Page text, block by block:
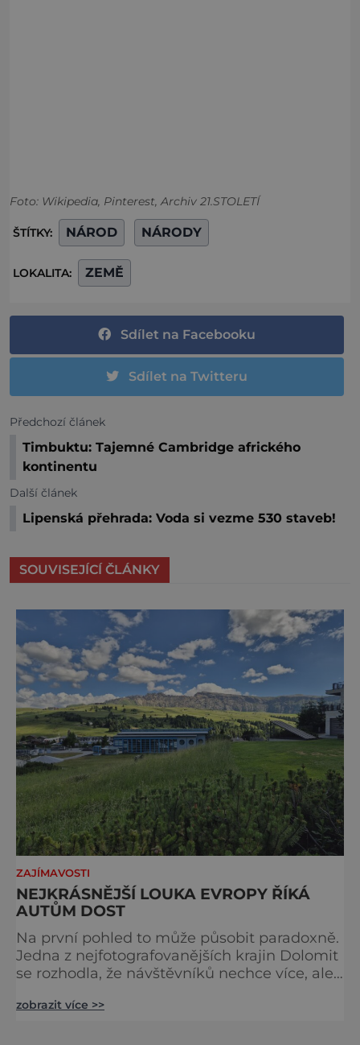
Foto: Wikipedia, Pinterest, Archiv 21.STOLETÍ
ŠTÍTKY: NÁROD NÁRODY
LOKALITA: ZEMĚ
Sdílet na Facebooku
Sdílet na Twitteru
Předchozí článek
Timbuktu: Tajemné Cambridge afrického
kontinentu
Další článek
Lipenská přehrada: Voda si vezme 530 staveb!
SOUVISEJÍCÍ ČLÁNKY
ZAJÍMAVOSTI
NEJKRÁSNĚJŠÍ LOUKA EVROPY ŘÍKÁ
AUTŮM DOST
Na první pohled to může působit paradoxně.
Jedna z nejfotografovanějších krajin Dolomit
se rozhodla, že návštěvníků nechce více, ale
louka v Evropě, zavádí od léta 2026 nová
zobrazit více >>